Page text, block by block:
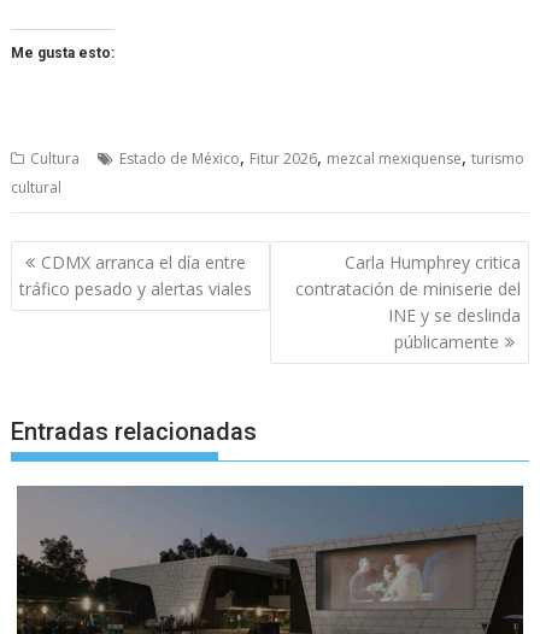
Me gusta esto:
Cultura Estado de México, Fitur 2026, mezcal mexiquense,turismo
cultural
Navegación
de
entradas
CDMX arranca el día entre
tráfico pesado y alertas viales
Carla Humphrey critica
contratación de miniserie del
INE y se deslinda
públicamente
Entradas relacionadas